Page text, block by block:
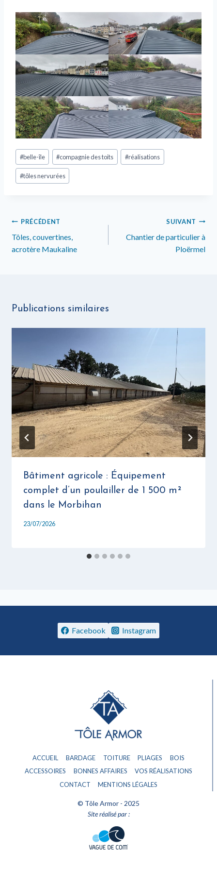
Étiquettes
de
la
#belle-île #compagnie des toits #réalisations
#tôles nervurées
Navigation
de
l’article
PRÉCÉDENT
Tôles, couvertines,
acrotère Maukaline
SUIVANT
Chantier de particulier à
Ploërmel
Publications similaires
Bâtiment agricole : Équipement
complet d’un poulailler de 1 500 m²
dans le Morbihan
23/07/2026
Facebook Instagram
ACCUEIL BARDAGE TOITURE PLIAGES
BOIS
ACCESSOIRES
BONNES AFFAIRES
VOS RÉALISATIONS
CONTACT
MENTIONS LÉGALES
© Tôle Armor - 2025
Site réalisé par :